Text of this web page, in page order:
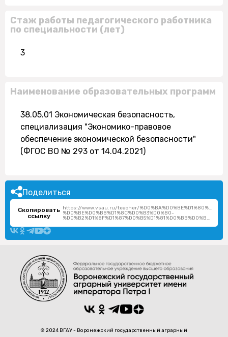
Стаж работы педагогического работника
по специальности (лет)
3
Наименование образовательных программ
38.05.01 Экономическая безопасность,
специализация "Экономико-правовое
обеспечение экономической безопасности"
(ФГОС ВО № 293 от 14.04.2021)
Поделиться
Скопировать
ссылку
https://www.vsau.ru/teacher/
%D0%BE%D0%BB%D1%8C%D0%B3%D0%B0-
%D0%B2%D1%8F%D1%87%D0%B5%D1%81%D0%BB%D0%B0%D0%B2%D0%BE%D0%B2%D0%BD%D0%B0/
© 2024 ВГАУ - Воронежский государственный аграрный